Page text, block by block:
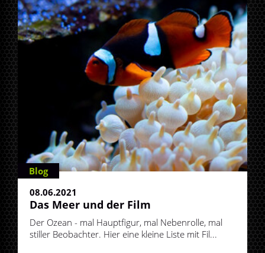
Blog
08.06.2021
Das Meer und der Film
Der Ozean - mal Hauptfigur, mal Nebenrolle, mal
stiller Beobachter. Hier eine kleine Liste mit Fil...